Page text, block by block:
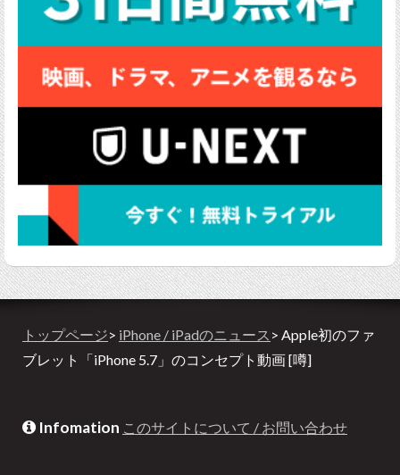
トップページ> iPhone / iPadのニュース > Apple初のファ
ブレット「iPhone 5.7」のコンセプト動画 [噂]
Infomation このサイトについて / お問い合わせ